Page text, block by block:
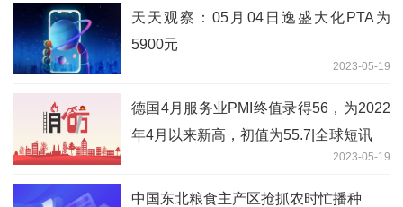
天天观察：05月04日逸盛大化PTA为
5900元
2023-05-19
德国4月服务业PMI终值录得56，为2022
年4月以来新高，初值为55.7|全球短讯
2023-05-19
中国东北粮食主产区抢抓农时忙播种